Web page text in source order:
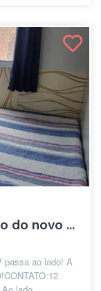
do novo ...
passa ao lado! A